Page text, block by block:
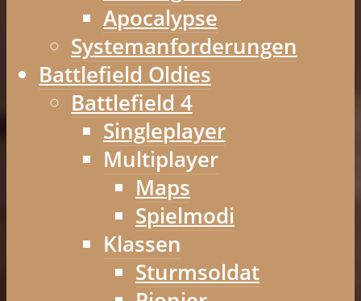
Apocalypse
Systemanforderungen
Battlefield Oldies
Battlefield 4
Singleplayer
Multiplayer
Maps
Spielmodi
Klassen
Sturmsoldat